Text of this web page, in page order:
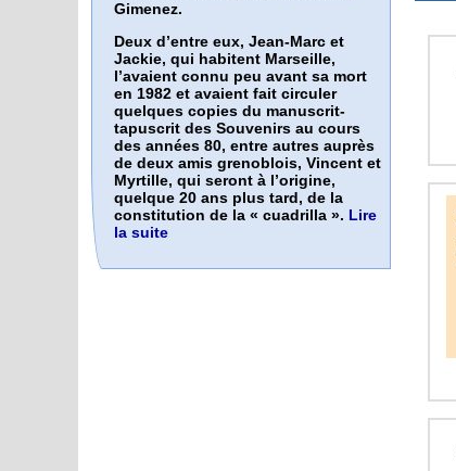
Gimenez.
Deux d’entre eux, Jean-Marc et
Jackie, qui habitent Marseille,
l’avaient connu peu avant sa mort
en 1982 et avaient fait circuler
quelques copies du manuscrit-
tapuscrit des Souvenirs au cours
des années 80, entre autres auprès
de deux amis grenoblois, Vincent et
Myrtille, qui seront à l’origine,
quelque 20 ans plus tard, de la
constitution de la « cuadrilla ». Lire
la suite